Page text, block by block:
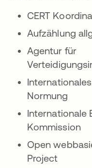
CERT
Aufzählung
Agentur für
Normung
Internationale
Kommission
Open
Project